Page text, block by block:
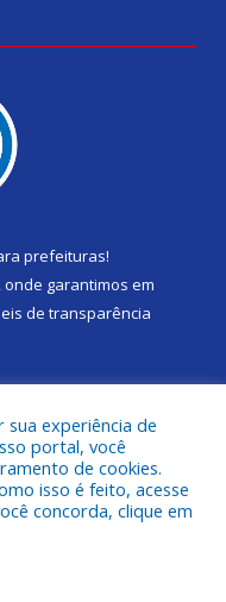
prefeituras!
onde garantimos em
de transparência
Municipal de Gurupá.
sua experiência de
portal, você
de cookies.
isso é feito, acesse
concorda, clique em